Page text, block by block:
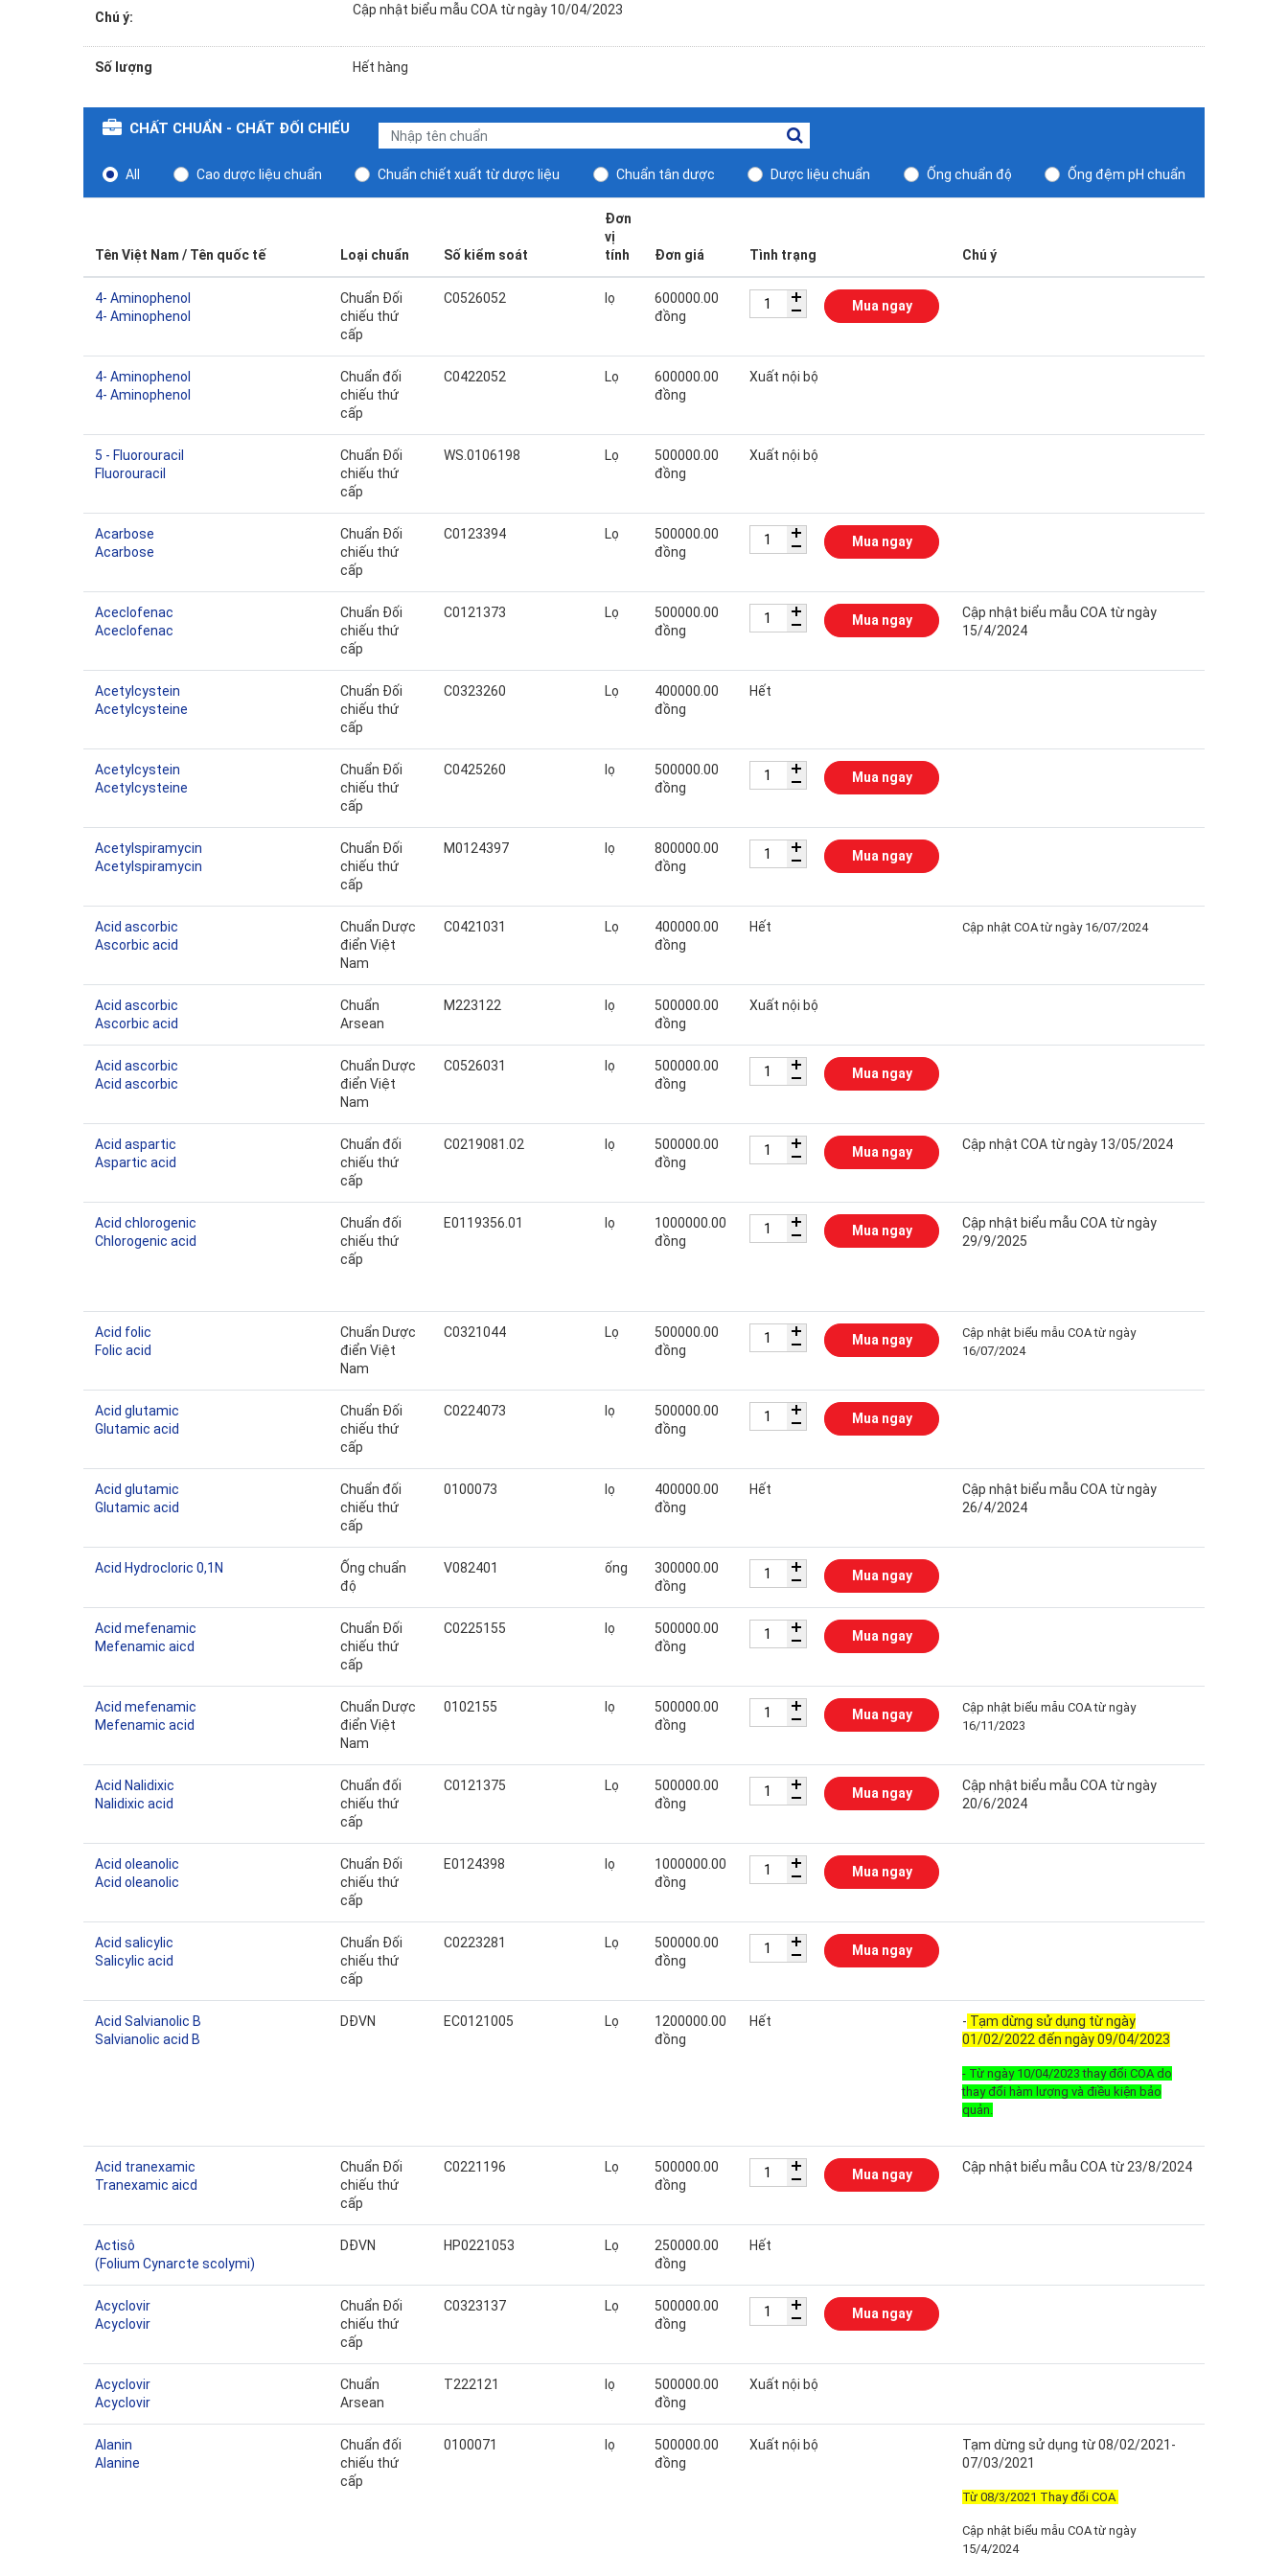
Chú ý: Cập nhật biểu mẫu COA từ ngày 10/04/2023
Số lượng Hết hàng
CHẤT CHUẨN - CHẤT ĐỐI CHIẾU
All Cao dược liệu chuẩn Chuẩn chiết xuất từ dược liệu Chuẩn tân dược Dược liệu chuẩn Ống chuẩn độ Ống đệm pH chuẩn
Tên Việt Nam / Tên quốc tế Loại chuẩn Số kiểm soát
Đơn
vị
tính
Đơn giá Tình trạng Chú ý
4- Aminophenol
4- Aminophenol
Chuẩn Đối
chiếu thứ
cấp
C0526052 lọ
600000.00
đồng
Mua ngay
4- Aminophenol
4- Aminophenol
Chuẩn đối
chiếu thứ
cấp
C0422052 Lọ
600000.00
đồng
Xuất nội bộ
5 - Fluorouracil
Fluorouracil
Chuẩn Đối
chiếu thứ
cấp
WS.0106198 Lọ
500000.00
đồng
Xuất nội bộ
Acarbose
Acarbose
Chuẩn Đối
chiếu thứ
cấp
C0123394 Lọ
500000.00
đồng
Mua ngay
Aceclofenac
Aceclofenac
Chuẩn Đối
chiếu thứ
cấp
C0121373 Lọ
500000.00
đồng
Mua ngay
Cập nhật biểu mẫu COA từ ngày
15/4/2024
Acetylcystein
Acetylcysteine
Chuẩn Đối
chiếu thứ
cấp
C0323260 Lọ
400000.00
đồng
Hết
Acetylcystein
Acetylcysteine
Chuẩn Đối
chiếu thứ
cấp
C0425260 lọ
500000.00
đồng
Mua ngay
Acetylspiramycin
Acetylspiramycin
Chuẩn Đối
chiếu thứ
cấp
M0124397 lọ
800000.00
đồng
Mua ngay
Acid ascorbic
Ascorbic acid
Chuẩn Dược
điển Việt
Nam
C0421031 Lọ
400000.00
đồng
Hết Cập nhật COA từ ngày 16/07/2024
Acid ascorbic
Ascorbic acid
Chuẩn
Arsean
M223122 lọ
500000.00
đồng
Xuất nội bộ
Acid ascorbic
Acid ascorbic
Chuẩn Dược
điển Việt
Nam
C0526031 lọ
500000.00
đồng
Mua ngay
Acid aspartic
Aspartic acid
Chuẩn đối
chiếu thứ
cấp
C0219081.02 lọ
500000.00
đồng
Mua ngay Cập nhật COA từ ngày 13/05/2024
Acid chlorogenic
Chlorogenic acid
Chuẩn đối
chiếu thứ
cấp
E0119356.01 lọ
1000000.00
đồng
Mua ngay
Cập nhật biểu mẫu COA từ ngày
29/9/2025
Acid folic
Folic acid
Chuẩn Dược
điển Việt
Nam
C0321044 Lọ
500000.00
đồng
Mua ngay
Cập nhật biểu mẫu COA từ ngày
16/07/2024
Acid glutamic
Glutamic acid
Chuẩn Đối
chiếu thứ
cấp
C0224073 lọ
500000.00
đồng
Mua ngay
Acid glutamic
Glutamic acid
Chuẩn đối
chiếu thứ
cấp
0100073 lọ
400000.00
đồng
Hết
Cập nhật biểu mẫu COA từ ngày
26/4/2024
Acid Hydrocloric 0,1N
Ống chuẩn
độ
V082401 ống
300000.00
đồng
Mua ngay
Acid mefenamic
Mefenamic aicd
Chuẩn Đối
chiếu thứ
cấp
C0225155 lọ
500000.00
đồng
Mua ngay
Acid mefenamic
Mefenamic acid
Chuẩn Dược
điển Việt
Nam
0102155 lọ
500000.00
đồng
Mua ngay
Cập nhật biểu mẫu COA từ ngày
16/11/2023
Acid Nalidixic
Nalidixic acid
Chuẩn đối
chiếu thứ
cấp
C0121375 Lọ
500000.00
đồng
Mua ngay
Cập nhật biểu mẫu COA từ ngày
20/6/2024
Acid oleanolic
Acid oleanolic
Chuẩn Đối
chiếu thứ
cấp
E0124398 lọ
1000000.00
đồng
Mua ngay
Acid salicylic
Salicylic acid
Chuẩn Đối
chiếu thứ
cấp
C0223281 Lọ
500000.00
đồng
Mua ngay
Acid Salvianolic B
Salvianolic acid B
DĐVN EC0121005 Lọ
1200000.00
đồng
Hết - Tạm dừng sử dụng từ ngày
01/02/2022 đến ngày 09/04/2023
- Từ ngày 10/04/2023 thay đổi COA do
thay đổi hàm lượng và điều kiện bảo
quản.
Acid tranexamic
Tranexamic aicd
Chuẩn Đối
chiếu thứ
cấp
C0221196 Lọ
500000.00
đồng
Mua ngay Cập nhật biểu mẫu COA từ 23/8/2024
Actisô
(Folium Cynarcte scolymi)
DĐVN HP0221053 Lọ
250000.00
đồng
Hết
Acyclovir
Acyclovir
Chuẩn Đối
chiếu thứ
cấp
C0323137 Lọ
500000.00
đồng
Mua ngay
Acyclovir
Acyclovir
Chuẩn
Arsean
T222121 lọ
500000.00
đồng
Xuất nội bộ
Alanin
Alanine
Chuẩn đối
chiếu thứ
cấp
0100071 lọ
500000.00
đồng
Xuất nội bộ
Tạm dừng sử dụng từ 08/02/2021-
07/03/2021
Từ 08/3/2021 Thay đổi COA
Cập nhật biểu mẫu COA từ ngày
15/4/2024